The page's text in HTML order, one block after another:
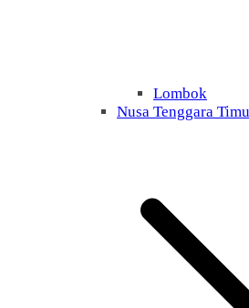
Lombok
Nusa Tenggara